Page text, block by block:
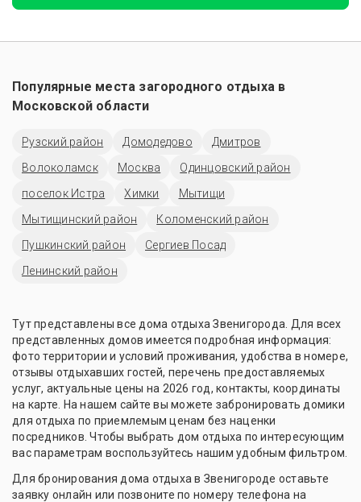
Популярные места загородного отдыха в
Московской области
Рузский район Домодедово
Дмитров
Волоколамск
Москва
Одинцовский район
поселок Истра
Химки
Мытищи
Мытищинский район
Коломенский район
Пушкинский район
Сергиев Посад
Ленинский район
Тут представлены все дома отдыха Звенигорода. Для всех
представленных домов имеется подробная информация:
фото территории и условий проживания, удобства в номере,
отзывы отдыхавших гостей, перечень предоставляемых
услуг, актуальные цены на 2026 год, контакты, координаты
на карте. На нашем сайте вы можете забронировать домики
для отдыха по приемлемым ценам без наценки
посредников. Чтобы выбрать дом отдыха по интересующим
вас параметрам воспользуйтесь нашим удобным фильтром.
Для бронирования дома отдыха в Звенигороде оставьте
заявку онлайн или позвоните по номеру телефона на